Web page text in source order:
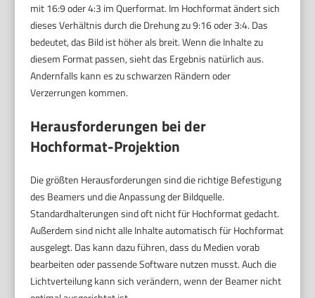
mit 16:9 oder 4:3 im Querformat. Im Hochformat ändert sich
dieses Verhältnis durch die Drehung zu 9:16 oder 3:4. Das
bedeutet, das Bild ist höher als breit. Wenn die Inhalte zu
diesem Format passen, sieht das Ergebnis natürlich aus.
Andernfalls kann es zu schwarzen Rändern oder
Verzerrungen kommen.
Herausforderungen bei der
Hochformat-Projektion
Die größten Herausforderungen sind die richtige Befestigung
des Beamers und die Anpassung der Bildquelle.
Standardhalterungen sind oft nicht für Hochformat gedacht.
Außerdem sind nicht alle Inhalte automatisch für Hochformat
ausgelegt. Das kann dazu führen, dass du Medien vorab
bearbeiten oder passende Software nutzen musst. Auch die
Lichtverteilung kann sich verändern, wenn der Beamer nicht